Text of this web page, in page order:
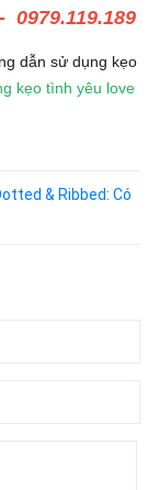
0979.119.189
dẫn sử dụng kẹo
kẹo tình yêu love
& Ribbed: Có